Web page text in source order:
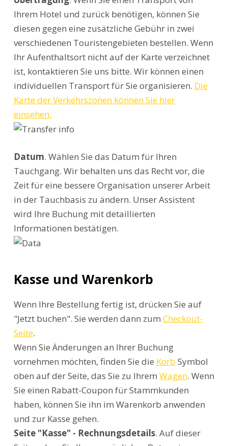
Ihrem Hotel und zurück benötigen, können Sie
diesen gegen eine zusätzliche Gebühr in zwei
verschiedenen Touristengebieten bestellen. Wenn
Ihr Aufenthaltsort nicht auf der Karte verzeichnet
ist, kontaktieren Sie uns bitte. Wir können einen
individuellen Transport für Sie organisieren. Die
Karte der Verkehrszonen können Sie hier
einsehen.
Datum. Wählen Sie das Datum für Ihren
Tauchgang. Wir behalten uns das Recht vor, die
Zeit für eine bessere Organisation unserer Arbeit
in der Tauchbasis zu ändern. Unser Assistent
wird Ihre Buchung mit detaillierten
Informationen bestätigen.
Kasse und Warenkorb
Wenn Ihre Bestellung fertig ist, drücken Sie auf
"Jetzt buchen". Sie werden dann zum Checkout-
Seite.
Wenn Sie Änderungen an Ihrer Buchung
vornehmen möchten, finden Sie die Korb Symbol
oben auf der Seite, das Sie zu Ihrem Wagen. Wenn
Sie einen Rabatt-Coupon für Stammkunden
haben, können Sie ihn im Warenkorb anwenden
und zur Kasse gehen.
Seite "Kasse" - Rechnungsdetails. Auf dieser